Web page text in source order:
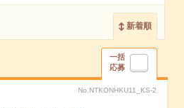
新着順
一括
応募
No.NTKONHKU11_KS-2